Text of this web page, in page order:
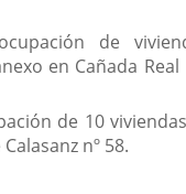
de
en Cañada Real
de 10
nº 58.